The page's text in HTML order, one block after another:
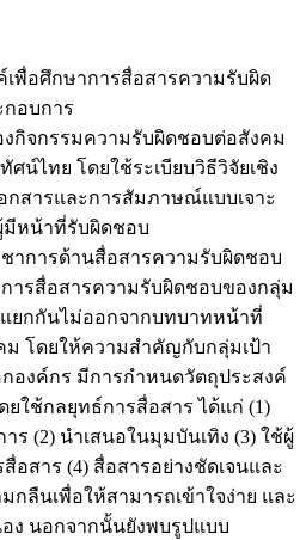
เพื่อศึกษาการสื่อสารความรับผิด
อบการ
กิจกรรมความรับผิดชอบต่อสังคม
น์ไทย โดยใช้ระเบียบวิธีวิจัยเชิง
กสารและการสัมภาษณ์แบบเจาะ
มีหน้าที่รับผิดชอบ
าการด้านสื่อสารความรับผิดชอบ
ารสื่อสารความรับผิดชอบของกลุ่ม
ยกกันไม่ออกจากบทบาทหน้าที่
โดยให้ความสำคัญกับกลุ่มเป้า
องค์กร มีการกำหนดวัตถุประสงค์
ยใช้กลยุทธ์การสื่อสาร ได้แก่ (1)
ร (2) นำเสนอในมุมบันเทิง (3) ใช้ผู้
อสาร (4) สื่อสารอย่างชัดเจนและ
กลืนเพื่อให้สามารถเข้าใจง่าย และ
อง นอกจากนั้นยังพบรูปแบบ